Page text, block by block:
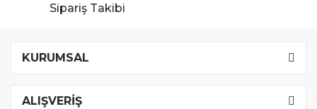
Sipariş Takibi
KURUMSAL
ALIŞVERİŞ